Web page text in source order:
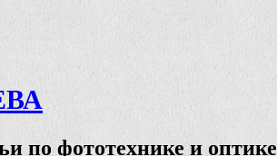
по фототехнике и оптике